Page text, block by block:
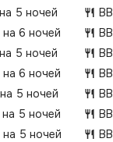
5 ночей
BB
6 ночей
BB
5 ночей
BB
6 ночей
BB
5 ночей
BB
5 ночей
BB
5 ночей
BB